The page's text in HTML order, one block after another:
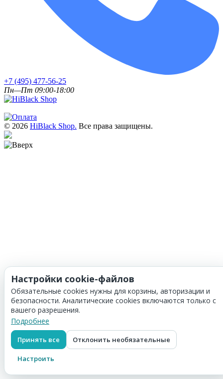
+7 (495) 477-56-25
Пн—Пт 09:00-18:00
© 2026 HiBlack Shop. Все права защищены.
Настройки cookie-файлов
Обязательные cookies нужны для корзины, авторизации и
безопасности. Аналитические cookies включаются только с
вашего разрешения.
Подробнее
Принять все Отклонить необязательные
Настроить